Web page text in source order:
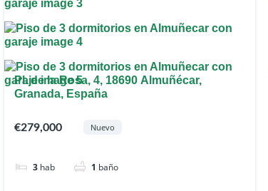
Pl. de la Rosa, 4, 18690 Almuñécar,
Granada, España
€279,000 Nuevo
3 hab 1 baño